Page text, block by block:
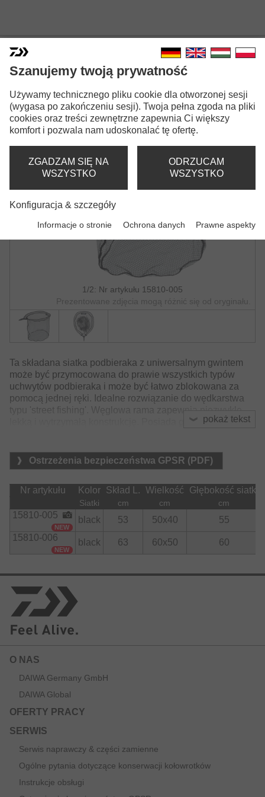
DAIWA D-VEC SWIFT CATCH
CARBON NET
KOSZ PODBIERAKA
1/2: Nr artykułu 15810-005
Prezentowane zdjęcia mogą różnić się od oryginału.
pokaż tekst
Ta składana siatka podbieraka z uniwersalnym gwintem
może być przymocowana do prawie wszystkich typów
uchwytów podbieraka i może być łatwo zblokowana za
pomocą jednej ręki. Idealne rozwiązanie do wędkarstwa
typu 'street fishing'. Węglowa rama zapewnia niezwykle
lekką i wytrzymałą konstrukcję. Posiada gumowaną siatkę.
Materiał:
Siatka:
Ostrzeżenia bezpieczeństwa GPSR (PDF)
Nr artykułu Kolor Skład L. Wielkość Głębokość siatki
Siatki cm cm cm
15810-005
NEW
black 53 50x40
55
15810-006
NEW
black 63 60x50 60
O NAS
DAIWA Germany GmbH
DAIWA Global
OFERTY PRACY
SERWIS
Serwis naprawczy & części zamienne
Ogólne pytania dotyczące konserwacji kołowrotków
Instrukcje obsługi
Szanujemy twoją prywatność
Używamy technicznego pliku cookie dla otworzonej sesji
(wygasa po zakończeniu sesji). Twoja pełna zgoda na pliki
cookies oraz treści zewnętrzne zapewnia Ci większy
komfort i pozwala nam udoskonalać tę ofertę.
ZGADZAM SIĘ NA
WSZYSTKO
ODRZUCAM
WSZYSTKO
Konfiguracja & szczegóły
Informacje o stronie Ochrona danych Prawne aspekty